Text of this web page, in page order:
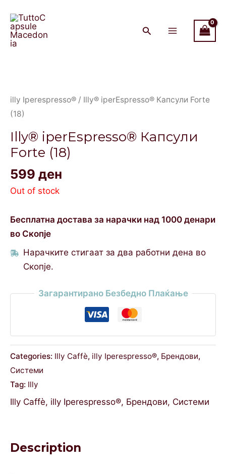
content
Menu
illy Iperespresso® / Illy® iperEspresso® Капсули Forte
(18)
Illy® iperEspresso® Капсули
Forte (18)
599 ден
Out of stock
Бесплатна достава за нарачки над 1000 денари
во Скопје
Нарачките стигаат за два работни дена во
Скопје.
Загарантирано Безбедно Плаќање
Categories: Illy Caffè, illy Iperespresso®, Брендови,
Системи
Tag: Illy
Illy Caffè, illy Iperespresso®, Брендови, Системи
Description